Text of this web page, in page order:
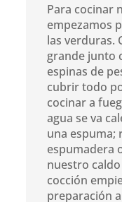
Para cocinar
empezamos
las verduras.
grande junto
espinas de
cubrir todo
cocinar a
agua se va
una espuma;
espumadera
nuestro
cocción
preparación